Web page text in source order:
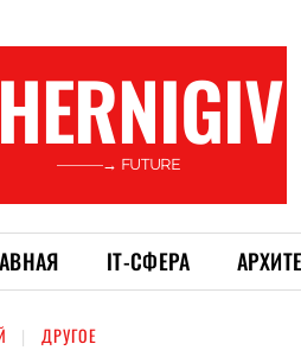
———→ FUTURE
ІТ-СФЕРА
ДРУГОЕ